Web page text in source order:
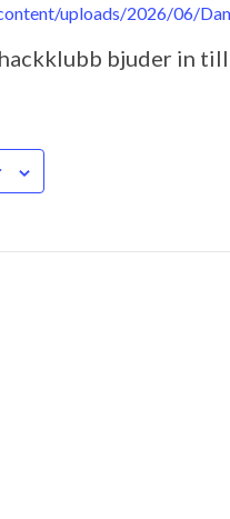
uploads/2026/06/
bjuder in